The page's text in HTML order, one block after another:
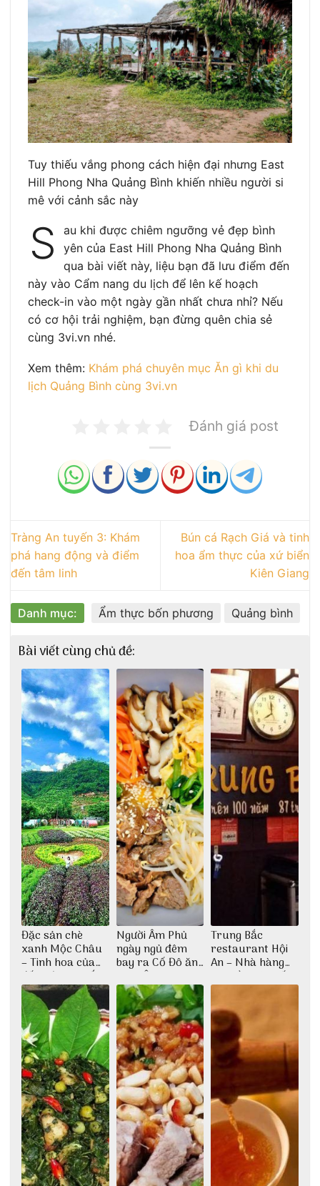
Tuy thiếu vắng phong cách hiện đại nhưng East
Hill Phong Nha Quảng Bình khiến nhiều người si
mê với cảnh sắc này
S
au khi được chiêm ngưỡng vẻ đẹp bình
yên của East Hill Phong Nha Quảng Bình
qua bài viết này, liệu bạn đã lưu điểm đến
này vào Cẩm nang du lịch để lên kế hoạch
check-in vào một ngày gần nhất chưa nhỉ? Nếu
có cơ hội trải nghiệm, bạn đừng quên chia sẻ
cùng 3vi.vn nhé.
Xem thêm: Khám phá chuyên mục Ăn gì khi du
lịch Quảng Bình cùng 3vi.vn
Đánh giá post
Tràng An tuyến 3: Khám
phá hang động và điểm
đến tâm linh
Bún cá Rạch Giá và tinh
hoa ẩm thực của xứ biển
Kiên Giang
Danh mục: Ẩm thực bốn phương Quảng bình
Bài viết cùng chủ đề:
Đặc sản chè
xanh Mộc Châu
– Tinh hoa của
đất trời Tây Bắc
Người Âm Phủ
ngày ngủ đêm
bay ra Cố Đô ăn
Cơm Âm Phủ
Huế
Trung Bắc
restaurant Hội
An – Nhà hàng
cao lầu có thiết
kế vô cùng ấn
tượng giữa lòng
phố Hội